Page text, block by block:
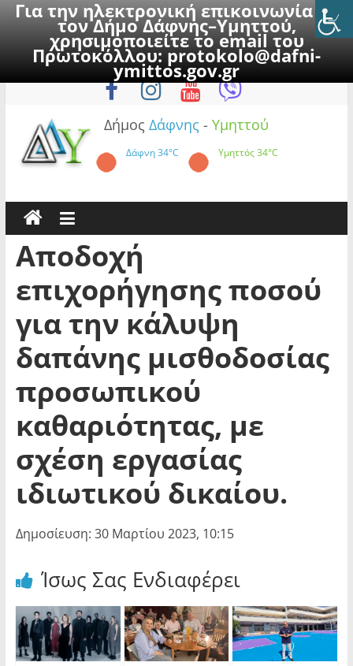
Για την ηλεκτρονική επικοινωνία με
τον Δήμο Δάφνης–Υμηττού,
χρησιμοποιείτε το email του
Πρωτοκόλλου:protokolo@dafni-
ymittos.gov.gr
to
Πέμπτη, 6 Αυγούστου 2026
Δήμος Δάφνης - Υμηττού
Δάφνη34°C Υμηττός34°C
Αποδοχή
επιχορήγησης ποσού
για την κάλυψη
δαπάνης μισθοδοσίας
προσωπικού
καθαριότητας, με
σχέση εργασίας
ιδιωτικού δικαίου.
Δημοσίευση: 30 Μαρτίου 2023, 10:15
Ίσως Σας Ενδιαφέρει